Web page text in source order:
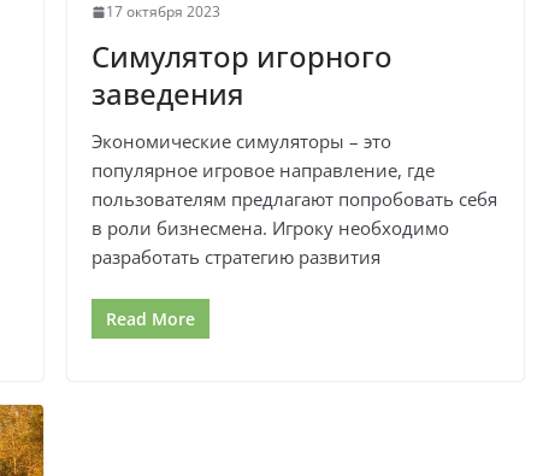
17 октября 2023
Симулятор игорного
заведения
Экономические симуляторы – это
популярное игровое направление, где
пользователям предлагают попробовать себя
в роли бизнесмена. Игроку необходимо
разработать стратегию развития
Read More